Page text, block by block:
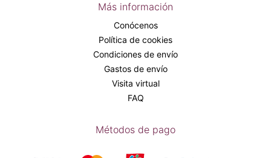
Más información
Conócenos
Política de cookies
Condiciones de envío
Gastos de envío
Visita virtual
FAQ
Métodos de pago